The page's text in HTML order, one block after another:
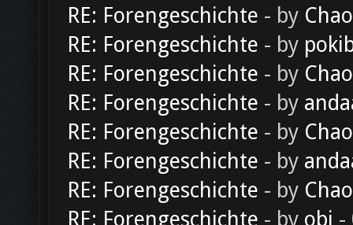
RE: Forengeschichte - by
RE: Forengeschichte - by
RE: Forengeschichte - by
RE: Forengeschichte - by
RE: Forengeschichte - by
RE: Forengeschichte - by
RE: Forengeschichte - by
RE: Forengeschichte - by obi -